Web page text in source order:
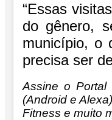
“Essas
do gênero,
município, o
precisa ser
Assine o Portal
(Android e
Fitness e muito